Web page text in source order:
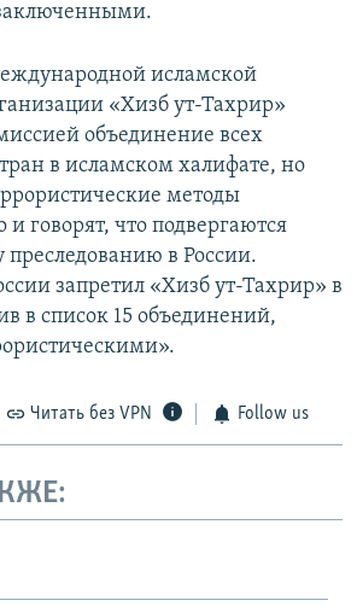
исламской
«Хизб ут-Тахрир»
объединение всех
в исламском халифате, но
методы
и говорят, что подвергаются
преследованию в России.
запретил «Хизб ут-Тахрир» в
в список 15 объединений,
Читать без VPN Follow us